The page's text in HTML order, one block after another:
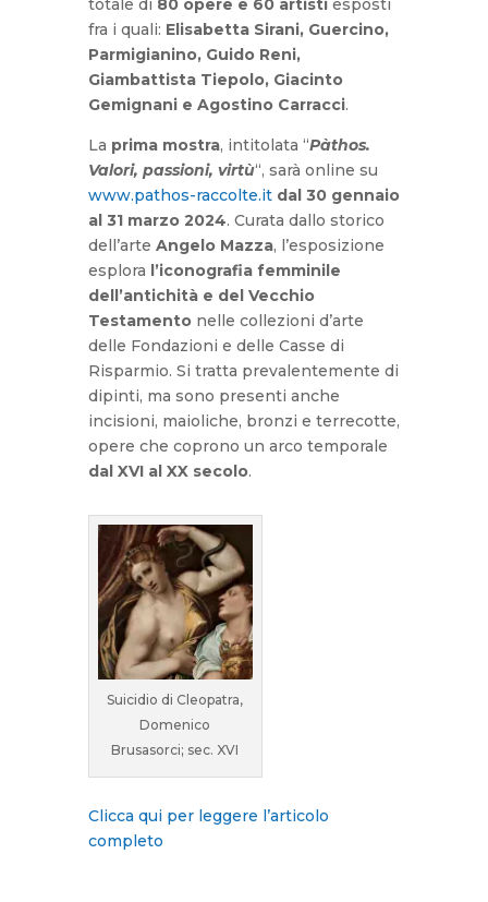
totale di 80 opere e 60 artistiesposti
fra i quali: Elisabetta Sirani, Guercino,
Parmigianino, Guido Reni,
Giambattista Tiepolo, Giacinto
Gemignani e Agostino Carracci.
La prima mostra, intitolata “Pàthos.
Valori, passioni, virtù“, sarà online su
www.pathos-raccolte.it dal 30 gennaio
al 31 marzo 2024. Curata dallo storico
dell’arte Angelo Mazza, l’esposizione
esplora l’iconografia femminile
dell’antichità e del Vecchio
Testamentonelle collezioni d’arte
delle Fondazioni e delle Casse di
Risparmio. Si tratta prevalentemente di
dipinti, ma sono presenti anche
incisioni, maioliche, bronzi e terrecotte,
opere che coprono un arco temporale
dal XVI al XX secolo.
Suicidio di Cleopatra,
Domenico
Brusasorci; sec. XVI
Clicca qui per leggere l’articolo
completo